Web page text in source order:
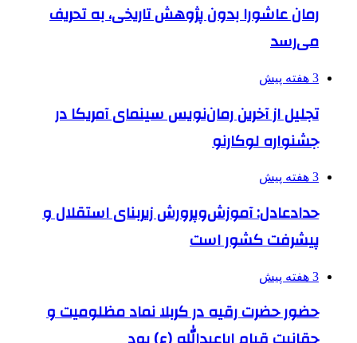
رمان عاشورا بدون پژوهش تاریخی، به تحریف
می‌رسد
3 هفته پیش
تجلیل از آخرین رمان‌نویس سینمای آمریکا در
جشنواره لوکارنو
3 هفته پیش
حدادعادل: آموزش‌وپرورش زیربنای استقلال و
پیشرفت کشور است
3 هفته پیش
حضور حضرت رقیه در کربلا نماد مظلومیت و